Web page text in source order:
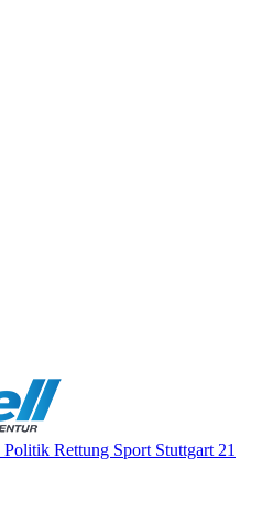
Politik Rettung Sport Stuttgart 21